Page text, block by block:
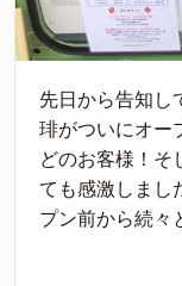
先日から告知し
琲がついにオー
どのお客様！そ
ても感激しまし
プン前から続々